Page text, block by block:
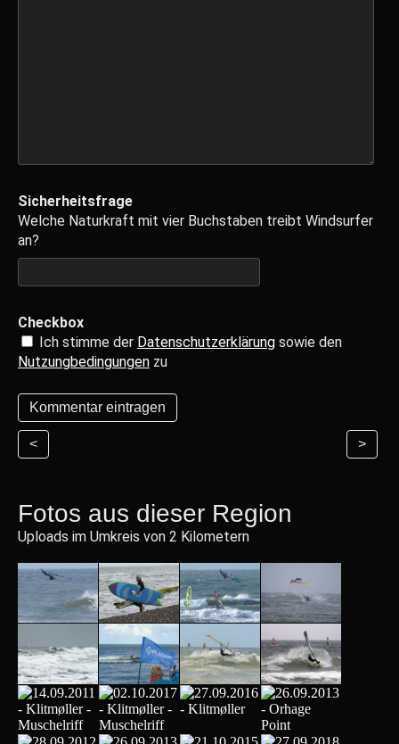
Sicherheitsfrage
Welche Naturkraft mit vier Buchstaben treibt Windsurfer
an?
Checkbox
Ich stimme der Datenschutzerklärung sowie den
Nutzungbedingungen zu
< >
Fotos aus dieser Region
Uploads im Umkreis von 2 Kilometern